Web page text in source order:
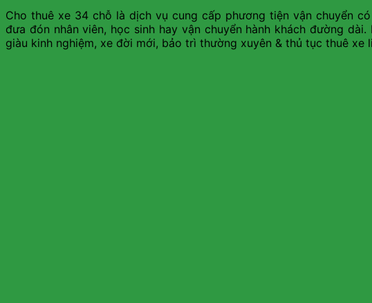
Cho thuê xe 34 chỗ là dịch vụ cung cấp phương tiện vận chuyển
đưa đón nhân viên, học sinh hay vận chuyển hành khách đường
giàu kinh nghiệm, xe đời mới, bảo trì thường xuyên & thủ tục thuê xe